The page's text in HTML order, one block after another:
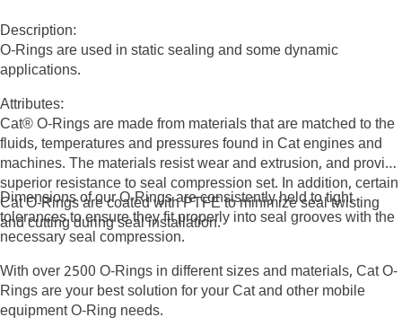
Description:
O-Rings are used in static sealing and some dynamic
applications.
Attributes:
Cat® O-Rings are made from materials that are matched to the
fluids, temperatures and pressures found in Cat engines and
machines. The materials resist wear and extrusion, and provide
superior resistance to seal compression set. In addition, certain
Cat O-Rings are coated with PTFE to minimize seal twisting
and cutting during seal installation.
Dimensions of our O-Rings are consistently held to tight
tolerances to ensure they fit properly into seal grooves with the
necessary seal compression.
With over 2500 O-Rings in different sizes and materials, Cat O-
Rings are your best solution for your Cat and other mobile
equipment O-Ring needs.